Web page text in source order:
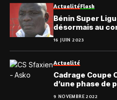
ActualitéFlash
Bénin Super
désormais au
technique de
16 JUIN 2023
Actualité
Cadrage Coupe
d’une phase de
9 NOVEMBRE 2022